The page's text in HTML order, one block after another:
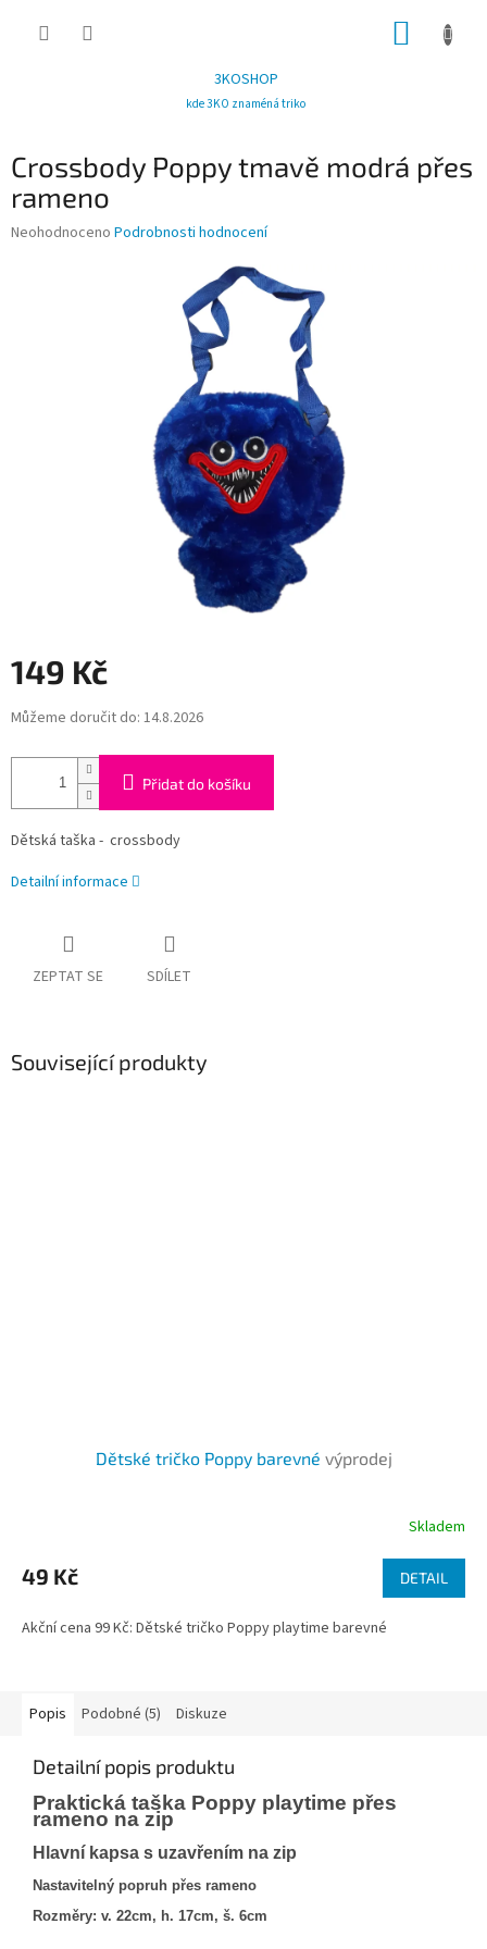
3KOSHOP
kde 3KO znaméná triko
Crossbody Poppy tmavě modrá přes
rameno
Průměrné
Neohodnoceno Podrobnosti hodnocení
149 Kč
Měrná
cena:
Můžeme doručit do: 14.8.2026
Přidat do košíku
Dětská taška - crossbody
Detailní informace
ZEPTAT SE SDÍLET
Související produkty
Dětské tričko Poppy barevné výprodej
Skladem
49 Kč DETAIL
Akční cena 99 Kč: Dětské tričko Poppy playtime barevné
Popis Podobné (5) Diskuze
Detailní popis produktu
Praktická taška Poppy playtime přes
rameno na zip
Hlavní kapsa s uzavřením na zip
Nastavitelný popruh přes rameno
Rozměry: v. 22cm, h. 17cm, š. 6cm